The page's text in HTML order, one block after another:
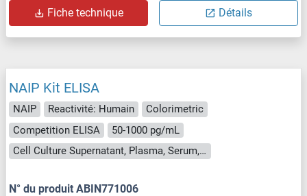
Fiche technique Détails
NAIP Kit ELISA
NAIP Reactivité: Humain
Colorimetric
Competition ELISA
50-1000 pg/mL
Cell Culture Supernatant, Plasma, Serum, Tissue Homogenate
N° du produit ABIN771006